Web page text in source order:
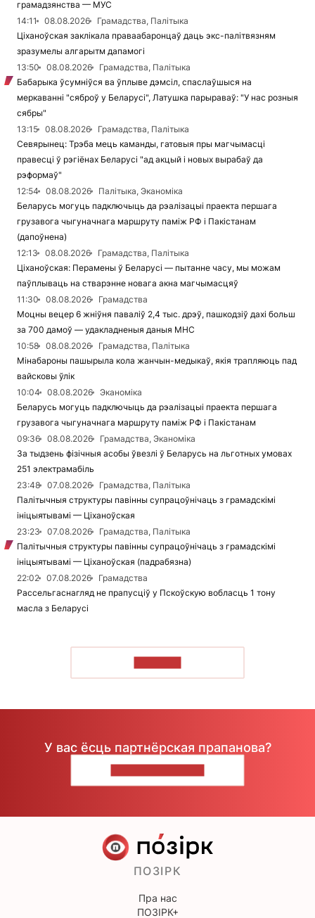
грамадзянства — МУС
14:11
08.08.2026
Грамадства, Палітыка
Ціханоўская заклікала праваабаронцаў даць экс-палітвязням
зразумелы алгарытм дапамогі
13:50
08.08.2026
Грамадства, Палітыка
Бабарыка ўсумніўся ва ўплыве дэмсіл, спаслаўшыся на
меркаванні "сяброў у Беларусі", Латушка парыраваў: "У нас розныя
сябры"
13:15
08.08.2026
Грамадства, Палітыка
Севярынец: Трэба мець каманды, гатовыя пры магчымасці
правесці ў рэгіёнах Беларусі "ад акцый і новых вырабаў да
рэформаў"
12:54
08.08.2026
Палітыка, Эканоміка
Беларусь могуць падключыць да рэалізацыі праекта першага
грузавога чыгуначнага маршруту паміж РФ і Пакістанам
(дапоўнена)
12:13
08.08.2026
Грамадства, Палітыка
Ціханоўская: Перамены ў Беларусі — пытанне часу, мы можам
паўплываць на стварэнне новага акна магчымасцяў
11:30
08.08.2026
Грамадства
Моцны вецер 6 жніўня паваліў 2,4 тыс. дрэў, пашкодзіў дахі больш
за 700 дамоў — удакладненыя даныя МНС
10:58
08.08.2026
Грамадства, Палітыка
Мінабароны пашырыла кола жанчын-медыкаў, якія трапляюць пад
вайсковы ўлік
10:04
08.08.2026
Эканоміка
Беларусь могуць падключыць да рэалізацыі праекта першага
грузавога чыгуначнага маршруту паміж РФ і Пакістанам
09:36
08.08.2026
Грамадства, Эканоміка
За тыдзень фізічныя асобы ўвезлі ў Беларусь на льготных умовах
251 электрамабіль
23:48
07.08.2026
Грамадства, Палітыка
Палітычныя структуры павінны супрацоўнічаць з грамадскімі
ініцыятывамі — Ціханоўская
23:23
07.08.2026
Грамадства, Палітыка
Палітычныя структуры павінны супрацоўнічаць з грамадскімі
ініцыятывамі — Ціханоўская (падрабязна)
22:02
07.08.2026
Грамадства
Рассельгаснагляд не прапусціў у Пскоўскую вобласць 1 тону
масла з Беларусі
У вас ёсць партнёрская прапанова?
ПОЗІРК
Пра нас
ПОЗІРК+